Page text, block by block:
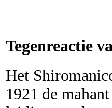
Tegenreactie
Het
1921 de